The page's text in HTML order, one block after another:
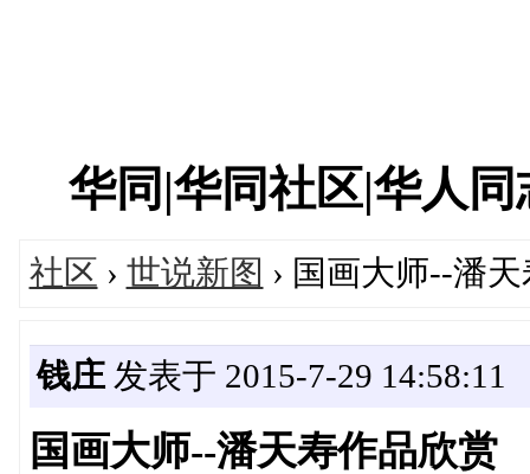
华同|华同社区|华人
社区 › 世说新图 › 国画大师--潘
钱庄发表于 2015-7-29 14:58:11
国画大师--潘天寿作品欣赏